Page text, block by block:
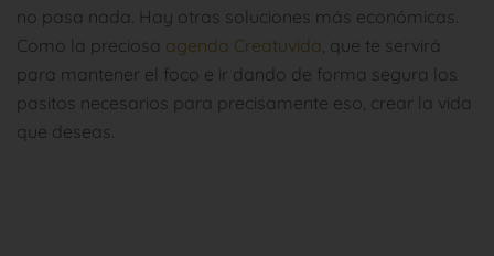
no pasa nada. Hay otras soluciones más económicas.
Como la preciosa agenda Creatuvida, que te servirá
para mantener el foco e ir dando de forma segura los
pasitos necesarios para precisamente eso, crear la vida
que deseas.